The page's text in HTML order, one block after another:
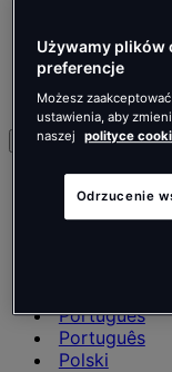
Português
Português
Polski
English
Français
Deutsch
Português
Português
Polski
Używamy plików
preferencje
Możesz
ustawienia, aby
naszej
polityce
Odrzucenie